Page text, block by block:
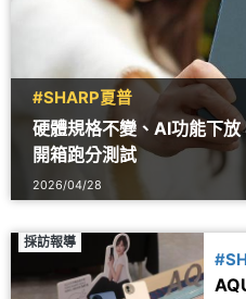
#SHARP夏普
硬體規格不變、AI功能下
開箱跑分測試
2026/04/28
採訪報導